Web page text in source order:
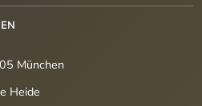
München
Heide